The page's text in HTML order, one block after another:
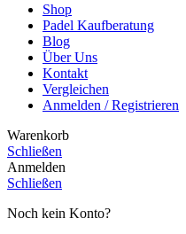
Shop
Padel Kaufberatung
Blog
Über Uns
Kontakt
Vergleichen
Anmelden / Registrieren
Warenkorb
Schließen
Anmelden
Schließen
Noch kein Konto?